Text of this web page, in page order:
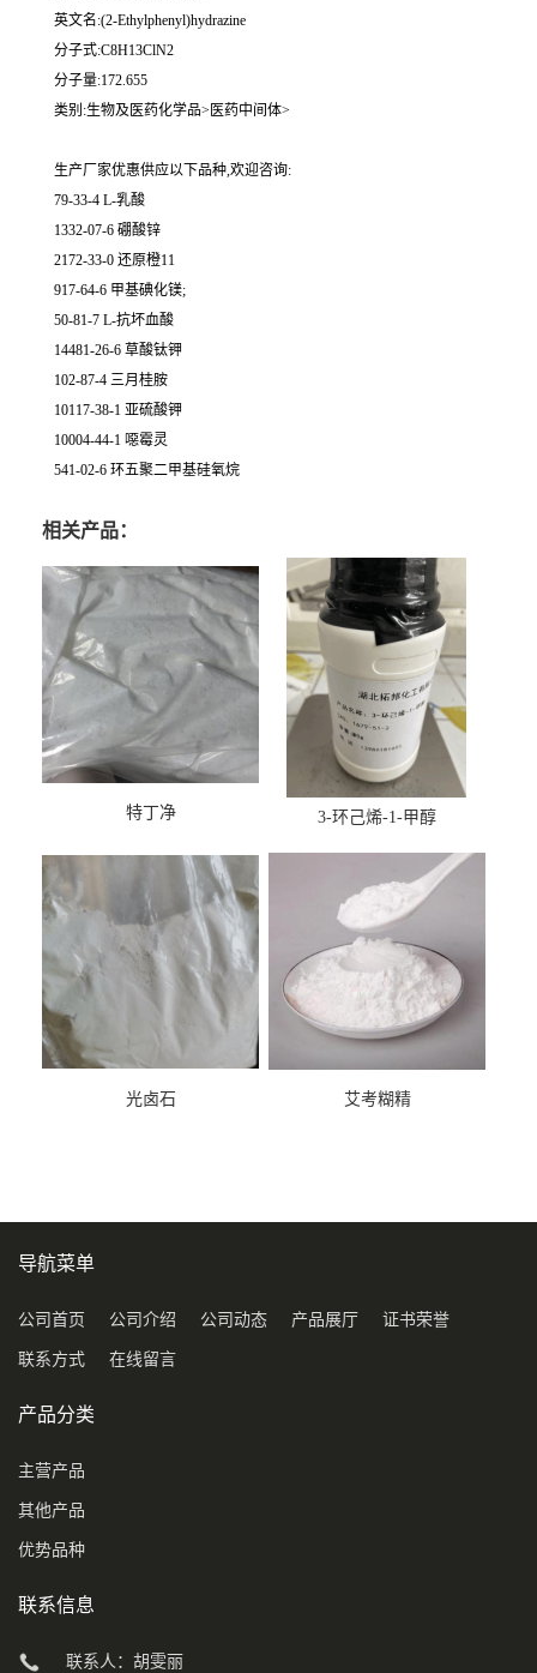
英文名:(2-Ethylphenyl)hydrazine
分子式:C8H13ClN2
分子量:172.655
类别:生物及医药化学品>医药中间体>
生产厂家优惠供应以下品种,欢迎咨询:
79-33-4 L-乳酸
1332-07-6 硼酸锌
2172-33-0 还原橙11
917-64-6 甲基碘化镁;
50-81-7 L-抗坏血酸
14481-26-6 草酸钛钾
102-87-4 三月桂胺
10117-38-1 亚硫酸钾
10004-44-1 噁霉灵
541-02-6 环五聚二甲基硅氧烷
相关产品：
特丁净 3-环己烯-1-甲醇
光卤石 艾考糊精
导航菜单
公司首页 公司介绍 公司动态 产品展厅 证书荣誉
联系方式 在线留言
产品分类
主营产品
其他产品
优势品种
联系信息
联系人：胡雯丽